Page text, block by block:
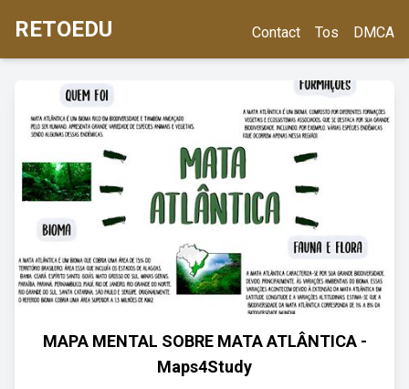
RETOEDU Contact Tos DMCA
MAPA MENTAL SOBRE MATA ATLÂNTICA -
Maps4Study